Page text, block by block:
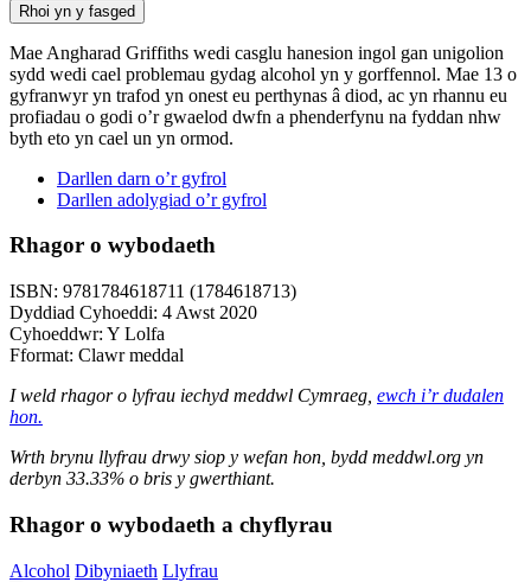
Rhoi yn y fasged
Mae Angharad Griffiths wedi casglu hanesion ingol gan unigolion
sydd wedi cael problemau gydag alcohol yn y gorffennol. Mae 13 o
gyfranwyr yn trafod yn onest eu perthynas â diod, ac yn rhannu eu
profiadau o godi o’r gwaelod dwfn a phenderfynu na fyddan nhw
byth eto yn cael un yn ormod.
Darllen darn o’r gyfrol
Darllen adolygiad o’r gyfrol
Rhagor o wybodaeth
ISBN: 9781784618711 (1784618713)
Dyddiad Cyhoeddi: 4 Awst 2020
Cyhoeddwr: Y Lolfa
Fformat: Clawr meddal
I weld rhagor o lyfrau iechyd meddwl Cymraeg, ewch i’r dudalen
hon.
Wrth brynu llyfrau drwy siop y wefan hon, bydd meddwl.org yn
derbyn 33.33% o bris y gwerthiant.
Rhagor o wybodaeth a chyflyrau
Alcohol Dibyniaeth Llyfrau